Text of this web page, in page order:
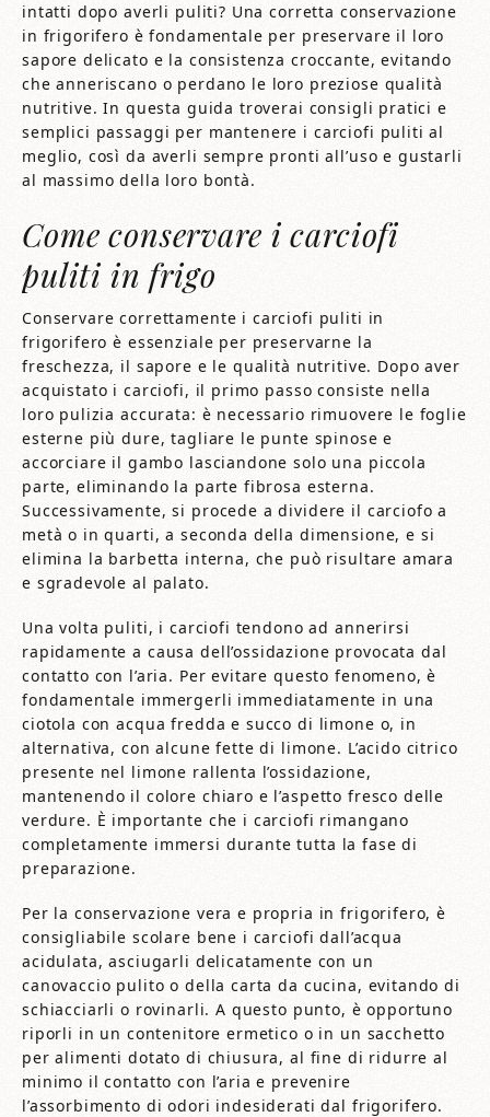
intatti dopo averli puliti? Una corretta conservazione
in frigorifero è fondamentale per preservare il loro
sapore delicato e la consistenza croccante, evitando
che anneriscano o perdano le loro preziose qualità
nutritive. In questa guida troverai consigli pratici e
semplici passaggi per mantenere i carciofi puliti al
meglio, così da averli sempre pronti all’uso e gustarli
al massimo della loro bontà.
Come conservare i carciofi
puliti in frigo​​
Conservare correttamente i carciofi puliti in
frigorifero è essenziale per preservarne la
freschezza, il sapore e le qualità nutritive. Dopo aver
acquistato i carciofi, il primo passo consiste nella
loro pulizia accurata: è necessario rimuovere le foglie
esterne più dure, tagliare le punte spinose e
accorciare il gambo lasciandone solo una piccola
parte, eliminando la parte fibrosa esterna.
Successivamente, si procede a dividere il carciofo a
metà o in quarti, a seconda della dimensione, e si
elimina la barbetta interna, che può risultare amara
e sgradevole al palato.
Una volta puliti, i carciofi tendono ad annerirsi
rapidamente a causa dell’ossidazione provocata dal
contatto con l’aria. Per evitare questo fenomeno, è
fondamentale immergerli immediatamente in una
ciotola con acqua fredda e succo di limone o, in
alternativa, con alcune fette di limone. L’acido citrico
presente nel limone rallenta l’ossidazione,
mantenendo il colore chiaro e l’aspetto fresco delle
verdure. È importante che i carciofi rimangano
completamente immersi durante tutta la fase di
preparazione.
Per la conservazione vera e propria in frigorifero, è
consigliabile scolare bene i carciofi dall’acqua
acidulata, asciugarli delicatamente con un
canovaccio pulito o della carta da cucina, evitando di
schiacciarli o rovinarli. A questo punto, è opportuno
riporli in un contenitore ermetico o in un sacchetto
per alimenti dotato di chiusura, al fine di ridurre al
minimo il contatto con l’aria e prevenire
l’assorbimento di odori indesiderati dal frigorifero.